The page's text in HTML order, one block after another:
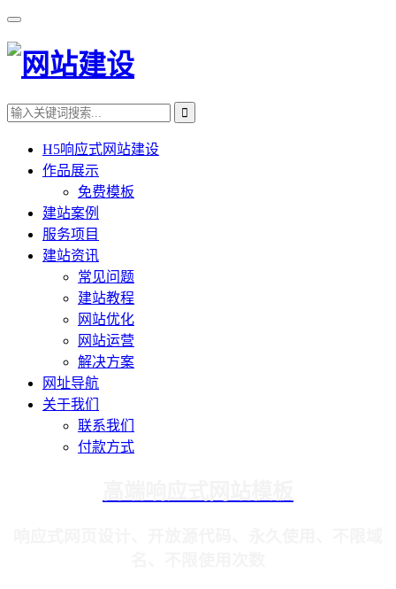
H5响应式网站建设
作品展示
免费模板
建站案例
服务项目
建站资讯
常见问题
建站教程
网站优化
网站运营
解决方案
网址导航
关于我们
联系我们
付款方式